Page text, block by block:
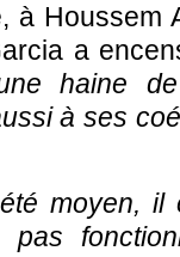
à Houssem
a
haine
à ses
moyen, il